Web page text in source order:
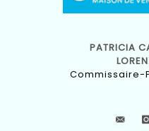
PATRICIA
Commissaire-